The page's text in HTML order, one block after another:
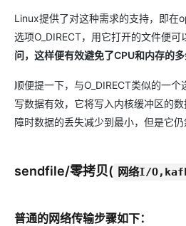
Linux提供了对这种需求的支持，即在
选项O_DIRECT，用它打开的文件便可
问，这样便有效避免了CPU和内存的
顺便提一下，与O_DIRECT类似的一
写数据有效，它将写入内核缓冲区的
障时数据的丢失减少到最小，但是它仍
sendfile/零拷贝( 网络I/
普通的网络传输步骤如下：